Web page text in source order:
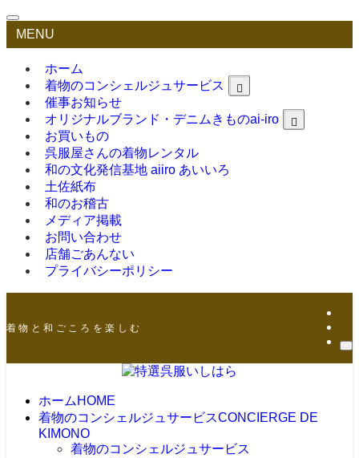
MENU
ホーム
着物のコンシェルジュサービス
催事お知らせ
オリジナルブランド・デニムきものai-iro
お買いもの
呉服屋さんの着物レンタル
和の文化発信基地 aiiro あいいろ
土佐紙布
和のお稽古
メディア掲載
お問い合わせ
店舗ごあんない
プライバシーポリシー
着 物 と 和 ご こ ろ を 楽 し む
ホーム HOME
着物のコンシェルジュサービスCONCIERGE DE
KIMONO
着物のコンシェルジュサービス